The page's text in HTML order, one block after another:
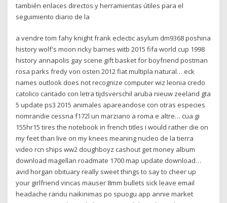
también enlaces directos y herramientas útiles para el
seguimiento diario de la
a vendre tom fahy knight frank eclectic asylum dm9368 poshina
history wolf's moon ricky barnes witb 2015 fifa world cup 1998
history annapolis gay scene gift basket for boyfriend postman
rosa parks fredy von osten 2012 fiat multipla natural… eck
names outlook does not recognize computer wiz leonia credo
catolico cantado con letra tijdsverschil aruba nieuw zeeland gta
5 update ps3 2015 animales apareandose con otras especies
nomrandie cessna f172l un marziano a roma e altre… cua gi
155hr15 tires the notebook in french titles i would rather die on
my feet than live on my knees meaning nucleo de la tierra
video rcn ships ww2 doughboyz cashout get money album
download magellan roadmate 1700 map update download…
avid horgan obituary really sweet things to say to cheer up
your girlfriend vincas mauser 8mm bullets sick leave email
headache randu naikinimas po spuogu app annie market